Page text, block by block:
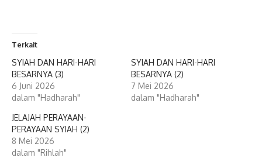
Terkait
SYIAH DAN HARI-HARI
BESARNYA (3)
6 Juni 2026
dalam "Hadharah"
SYIAH DAN HARI-HARI
BESARNYA (2)
7 Mei 2026
dalam "Hadharah"
JELAJAH PERAYAAN-
PERAYAAN SYIAH (2)
8 Mei 2026
dalam "Rihlah"